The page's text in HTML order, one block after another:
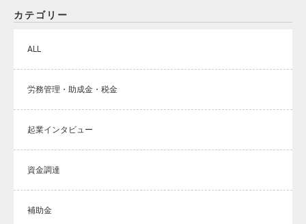
カテゴリー
ALL
労務管理・助成金・税金
起業インタビュー
資金調達
補助金